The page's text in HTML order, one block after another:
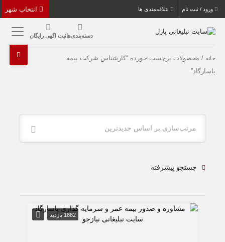
ورود / ثبت نام علاقه‌مندی ها
دسته‌بندی‌هاثبت اگهی رایگان
خانه / محصولات برچسب خورده “کارشناس شرکت بیمه
پاسارگاد”
مرتب‌سازی بر اساس جدیدترین
جستجو پیشرفته
1882 بازدید